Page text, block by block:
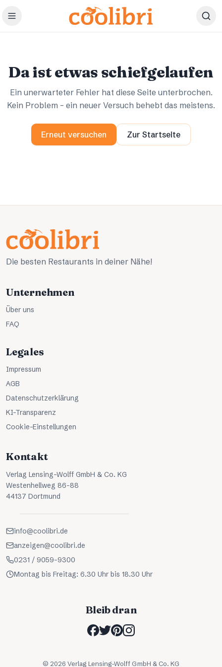
Zum Hauptinhalt springen
Da ist etwas schiefgelaufen
Ein unerwarteter Fehler hat diese Seite unterbrochen.
Kein Problem – ein neuer Versuch behebt das meistens.
Erneut versuchen Zur Startseite
Die besten Restaurants in deiner Nähe!
Unternehmen
Über uns
FAQ
Legales
Impressum
AGB
Datenschutzerklärung
KI-Transparenz
Cookie-Einstellungen
Kontakt
Verlag Lensing-Wolff GmbH & Co. KG
Westenhellweg 86-88
44137 Dortmund
info@coolibri.de
anzeigen@coolibri.de
0231 / 9059-9300
Montag bis Freitag: 6.30 Uhr bis 18.30 Uhr
Bleib dran
© 2026 Verlag Lensing-Wolff GmbH & Co. KG